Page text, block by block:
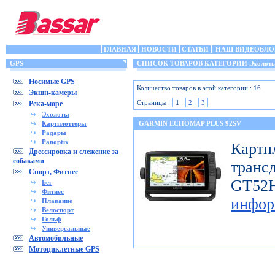
ГЛАВНАЯ НОВОСТИ СТАТЬИ
НАШ
GPS
Носимые GPS
Экшн-камеры
Река-море
Эхолоты
Картплоттеры
Радары
Panoptix
Дрессировка и слежение за
собаками
Спорт, Фитнес
Бег
Фитнес
Плавание
Велоспорт
Гольф
Универсальные
Автомобильные
Мотоциклетные GPS
СПИСОК ТОВАРОВ КАТЕГОРИИ
Количество товаров в этой категории : 16
Страницы :
1 2 3
GARMIN ECHOMAP PLUS 92SV